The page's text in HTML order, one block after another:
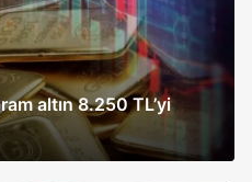
altın 8.250 TL’yi